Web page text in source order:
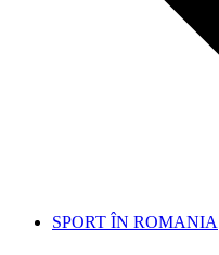
SPORT ÎN ROMANIA